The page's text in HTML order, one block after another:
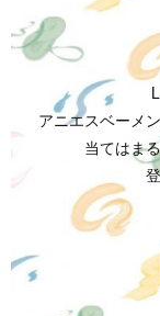
アニエスベーメ
当てはま